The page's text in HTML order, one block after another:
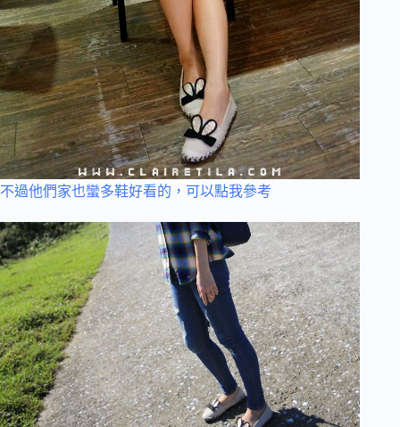
不過他們家也蠻多鞋好看的，可以點我參考